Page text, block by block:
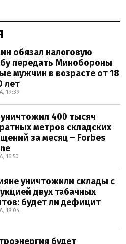
обязал налоговую
передать Минобороны
мужчин в возрасте от 18
лет
19:39
уничтожил 400 тысяч
метров складских
за месяц – Forbes
16:50
уничтожили склады с
двух табачных
будет ли дефицит
18:04
будет